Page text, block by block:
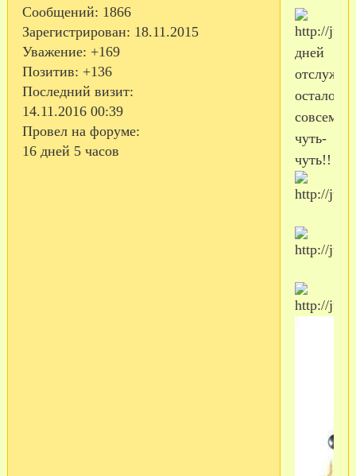
Сообщений: 1866
Зарегистрирован: 18.11.2015
Уважение: +169
Позитив: +136
Последний визит:
14.11.2016 00:39
Провел на форуме:
16 дней 5 часов
дней
осталось
совсем
чуть-
чуть!!